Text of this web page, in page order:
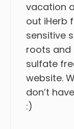
vacation
out iHerb
sensitive
roots and
sulfate
website.
don’t
:)